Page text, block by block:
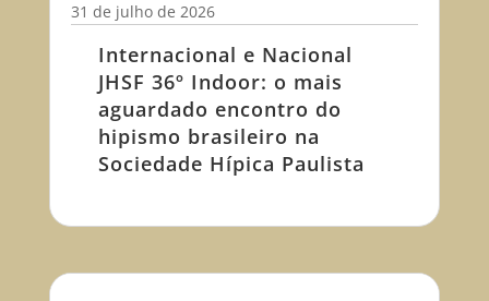
Internacional e Nacional
JHSF 36º Indoor: o mais
aguardado encontro do
hipismo brasileiro na
Sociedade Hípica Paulista
31 de julho de 2026